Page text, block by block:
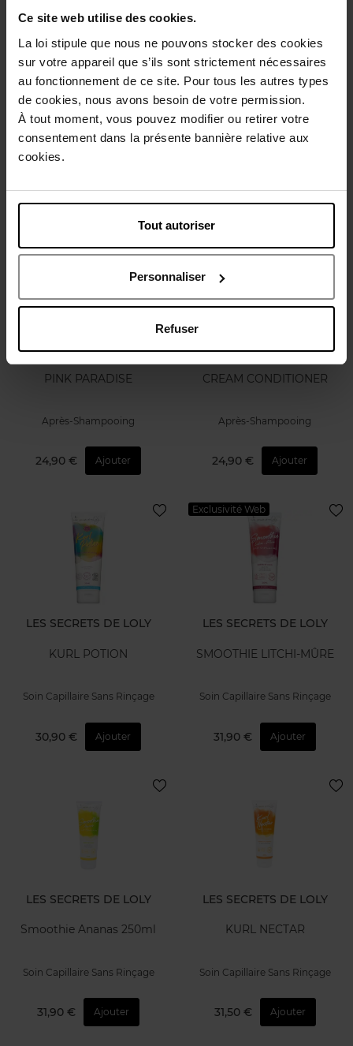
Ce site web utilise des cookies.
La loi stipule que nous ne pouvons stocker des cookies
sur votre appareil que s’ils sont strictement nécessaires
au fonctionnement de ce site. Pour tous les autres types
de cookies, nous avons besoin de votre permission.
À tout moment, vous pouvez modifier ou retirer votre
consentement dans la présente bannière relative aux
cookies.
Tout autoriser
Personnaliser
Refuser
SOL DE JANEIRO
Leave in Conditioner
Après-Shampooing
Brazilian Glossy Nourishing
Hair Oil
Huile de cheveux
LES SECRETS DE LOLY
PINK PARADISE
Après-Shampooing
24,90 € Ajouter
LES SECRETS DE LOLY
CREAM CONDITIONER
Après-Shampooing
24,90 € Ajouter
LES SECRETS DE LOLY
KURL POTION
Soin Capillaire Sans Rinçage
30,90 € Ajouter
Exclusivité Web
LES SECRETS DE LOLY
SMOOTHIE LITCHI-MÛRE
Soin Capillaire Sans Rinçage
31,90 € Ajouter
LES SECRETS DE LOLY
Smoothie Ananas 250ml
Soin Capillaire Sans Rinçage
31,90 € Ajouter
LES SECRETS DE LOLY
KURL NECTAR
Soin Capillaire Sans Rinçage
31,50 € Ajouter